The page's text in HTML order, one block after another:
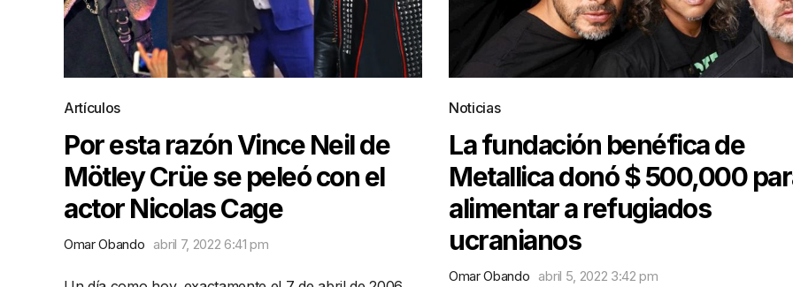
Artículos
Por esta razón Vince Neil de
Mötley Crüe se peleó con el
actor Nicolas Cage
Omar Obando abril 7, 2022 6:41 pm
Noticias
La fundación benéfica de
Metallica donó $ 500,000
alimentar a refugiados
ucranianos
Omar Obando abril 5, 2022 3:42 pm